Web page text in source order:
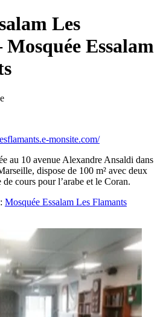
Les
Essalam
monsite.com/
au 10 avenue Alexandre Ansaldi dans
dispose de 100 m² avec deux
cours pour l’arabe et le Coran.
Mosquée Essalam Les Flamants